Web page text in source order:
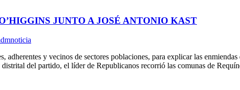
JUNTO A JOSÉ ANTONIO KAST
adherentes y vecinos de sectores poblaciones, para explicar las
del partido, el líder de Republicanos recorrió las comunas de